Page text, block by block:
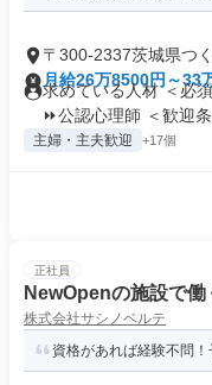
〒300-2337茨城県つ
月給26万8500円～33
求めている人材 ＜必
⏩公認心理師 ＜歓迎条
主婦・主夫歓迎 +17個
正社員
NewOpenの施設で働
株式会社サシノベルテ
資格があれば経験不問